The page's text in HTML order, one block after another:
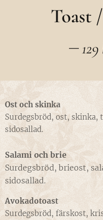
Toast
Ost och skinka
Surdegsbröd, ost,
sidosallad.
Salami och brie
Surdegsbröd, brieost,
sidosallad.
Avokadotoast
Surdegsbröd, färskost,